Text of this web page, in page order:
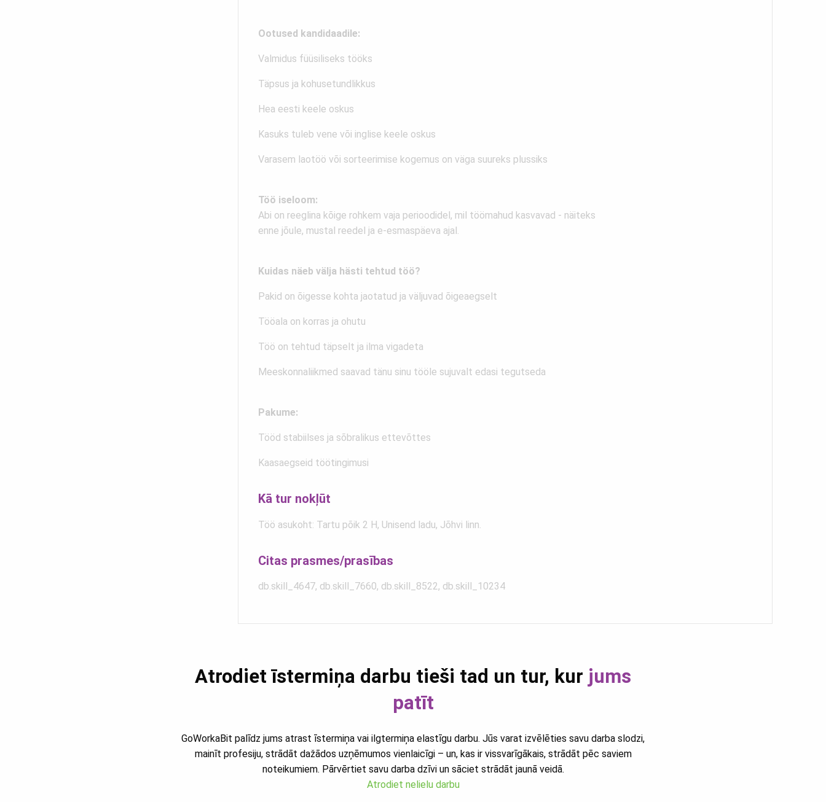
Ootused kandidaadile:
Valmidus füüsiliseks tööks
Täpsus ja kohusetundlikkus
Hea eesti keele oskus
Kasuks tuleb vene või inglise keele oskus
Varasem laotöö või sorteerimise kogemus on väga suureks plussiks
Töö iseloom:
Abi on reeglina kõige rohkem vaja perioodidel, mil töömahud kasvavad - näiteks
enne jõule, mustal reedel ja e-esmaspäeva ajal.
Kuidas näeb välja hästi tehtud töö?
Pakid on õigesse kohta jaotatud ja väljuvad õigeaegselt
Tööala on korras ja ohutu
Töö on tehtud täpselt ja ilma vigadeta
Meeskonnaliikmed saavad tänu sinu tööle sujuvalt edasi tegutseda
Pakume:
Tööd stabiilses ja sõbralikus ettevõttes
Kaasaegseid töötingimusi
Kā tur nokļūt
Töö asukoht: Tartu põik 2 H, Unisend ladu, Jõhvi linn.
Citas prasmes/prasības
db.skill_4647, db.skill_7660, db.skill_8522, db.skill_10234
Atrodiet īstermiņa darbu tieši tad un tur, kur jums
patīt
GoWorkaBit palīdz jums atrast īstermiņa vai ilgtermiņa elastīgu darbu. Jūs varat izvēlēties savu darba slodzi,
mainīt profesiju, strādāt dažādos uzņēmumos vienlaicīgi – un, kas ir vissvarīgākais, strādāt pēc saviem
noteikumiem. Pārvērtiet savu darba dzīvi un sāciet strādāt jaunā veidā.
Atrodiet nelielu darbu